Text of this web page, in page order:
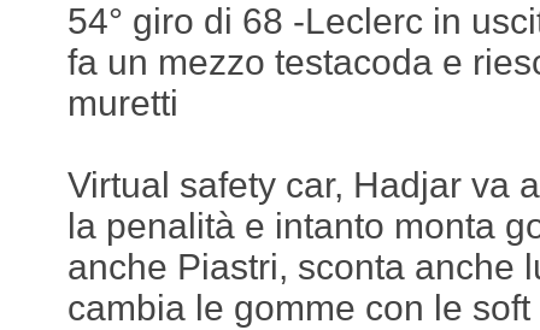
54° giro di 68 -Leclerc in
fa un mezzo testacoda e
muretti
Virtual safety car, Hadjar va
la penalità e intanto monta
anche Piastri, sconta anche
cambia le gomme con le soft